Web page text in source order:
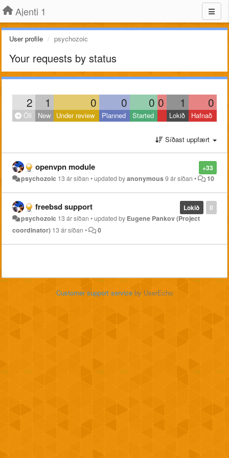
Ajenti 1
User profile psychozoic
Your requests by status
2 1 0 0 0 0 1 0
Öll New Under review Planned Started Lokið Hafnað
Síðast uppfært
+33
openvpn module
psychozoic 13 ár síðan •updated byanonymous9 ár síðan • 10
0
Lokið
freebsd support
psychozoic 13 ár síðan •updated by Eugene Pankov (Project
coordinator) 13 ár síðan • 0
Customer support service by UserEcho